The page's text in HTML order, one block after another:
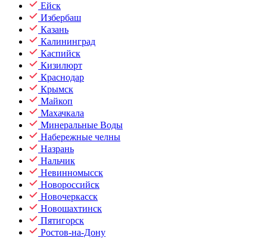
Ейск
Избербаш
Казань
Калининград
Каспийск
Кизилюрт
Краснодар
Крымск
Майкоп
Махачкала
Минеральные Воды
Набережные челны
Назрань
Нальчик
Невинномысск
Новороссийск
Новочеркасск
Новошахтинск
Пятигорск
Ростов-на-Дону